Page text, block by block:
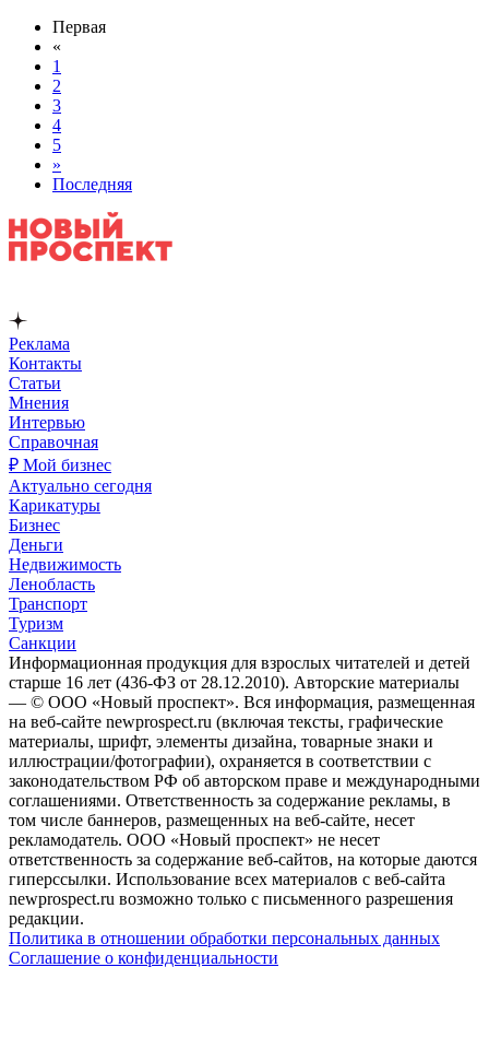
Первая
«
1
2
3
4
5
»
Последняя
Реклама
Контакты
Статьи
Мнения
Интервью
Справочная
₽ Мой бизнес
Актуально сегодня
Карикатуры
Бизнес
Деньги
Недвижимость
Ленобласть
Транспорт
Туризм
Санкции
Информационная продукция для взрослых читателей и детей
старше 16 лет (436-ФЗ от 28.12.2010). Авторские материалы
— © ООО «Новый проспект». Вся информация, размещенная
на веб-сайте newprospect.ru (включая тексты, графические
материалы, шрифт, элементы дизайна, товарные знаки и
иллюстрации/фотографии), охраняется в соответствии с
законодательством РФ об авторском праве и международными
соглашениями. Ответственность за содержание рекламы, в
том числе баннеров, размещенных на веб-сайте, несет
рекламодатель. ООО «Новый проспект» не несет
ответственность за содержание веб-сайтов, на которые даются
гиперссылки. Использование всех материалов с веб-сайта
newprospect.ru возможно только с письменного разрешения
редакции.
Политика в отношении обработки персональных данных
Соглашение о конфиденциальности